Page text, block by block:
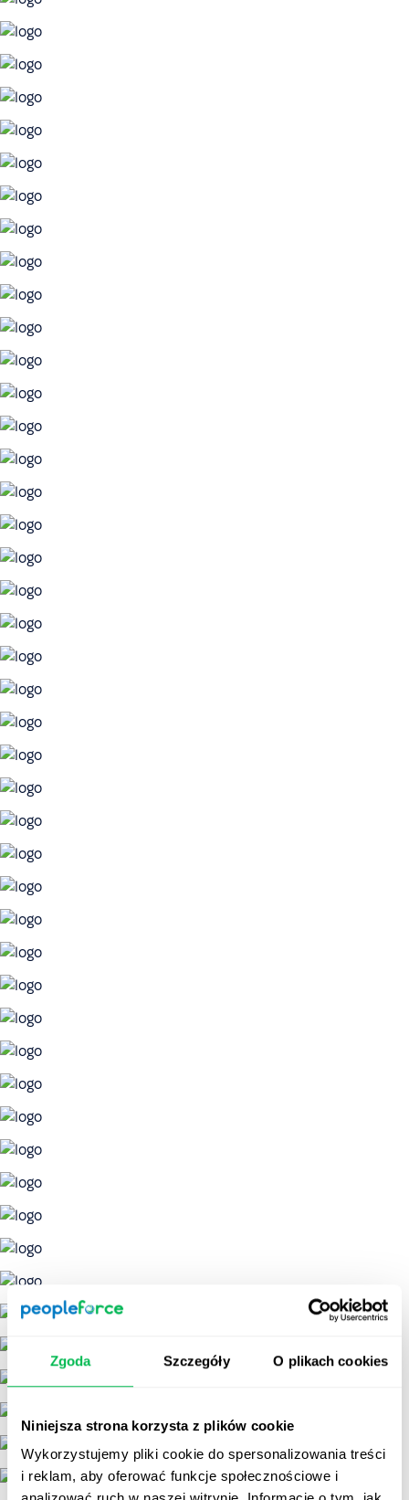
Zgoda Szczegóły O plikach cookies
Niniejsza strona korzysta z plików cookie
Wykorzystujemy pliki cookie do spersonalizowania treści
i reklam, aby oferować funkcje społecznościowe i